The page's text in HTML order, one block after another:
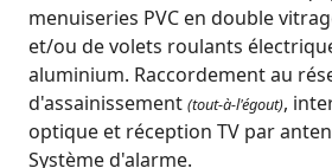
menuiseries PVC en double
et/ou de volets roulants
aluminium. Raccordement au
d'assainissement (tout-à-l'égout),
optique et réception TV par
Système d'alarme.